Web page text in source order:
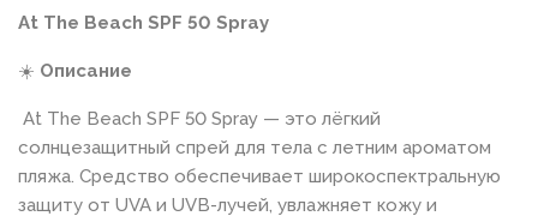
At The Beach SPF 50 Spray
☀️ Описание
At The Beach SPF 50 Spray — это лёгкий
солнцезащитный спрей для тела с летним ароматом
пляжа. Средство обеспечивает широкоспектральную
защиту от UVA и UVB-лучей, увлажняет кожу и